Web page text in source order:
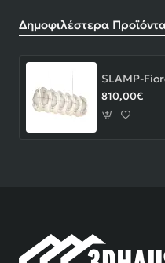
Δημοφιλέστερα
810,00€